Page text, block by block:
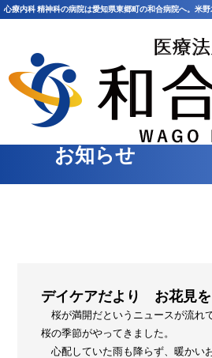
心療内科 精神科の病院は愛知県東郷町の和合病院へ。米野
>お知らせ
お知らせ
デイケアだより お花見
桜が満開だというニュースが流れ
桜の季節がやってきました。
心配していた雨も降らず、暖かい